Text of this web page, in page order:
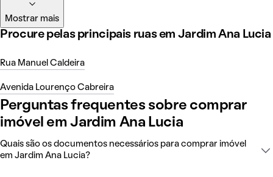
Mostrar mais
Procure pelas principais ruas em Jardim Ana Lucia
Rua Manuel Caldeira
Avenida Lourenço Cabreira
Perguntas frequentes sobre comprar
imóvel em Jardim Ana Lucia
Quais são os documentos necessários para comprar imóvel
em Jardim Ana Lucia?